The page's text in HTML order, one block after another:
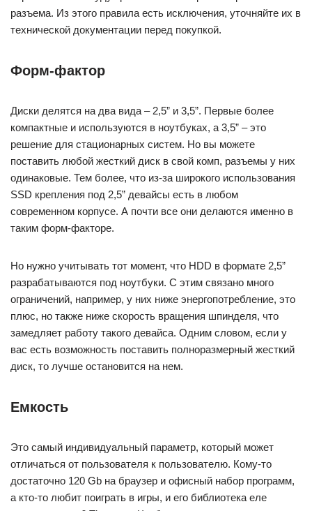
разъема. Из этого правила есть исключения, уточняйте их в
технической документации перед покупкой.
Форм-фактор
Диски делятся на два вида – 2,5” и 3,5”. Первые более
компактные и используются в ноутбуках, а 3,5” – это
решение для стационарных систем. Но вы можете
поставить любой жесткий диск в свой комп, разъемы у них
одинаковые. Тем более, что из-за широкого использования
SSD крепления под 2,5” девайсы есть в любом
современном корпусе. А почти все они делаются именно в
таким форм-факторе.
Но нужно учитывать тот момент, что HDD в формате 2,5”
разрабатываются под ноутбуки. С этим связано много
ограничений, например, у них ниже энергопотребление, это
плюс, но также ниже скорость вращения шпинделя, что
замедляет работу такого девайса. Одним словом, если у
вас есть возможность поставить полноразмерный жесткий
диск, то лучше остановится на нем.
Емкость
Это самый индивидуальный параметр, который может
отличаться от пользователя к пользователю. Кому-то
достаточно 120 Gb на браузер и офисный набор программ,
а кто-то любит поиграть в игры, и его библиотека еле